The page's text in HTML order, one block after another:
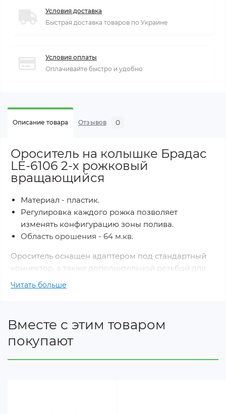
Условия доставка
Быстрая доставка товаров по Украине
Условия оплаты
Оплачивайте быстро и удобно
Описание товара Отзывов 0
Ороситель на колышке Брадас
LE-6106 2-х рожковый
вращающийся
Материал - пластик.
Регулировка каждого рожка позволяет
изменять конфигурацию зоны полива.
Область орошения - 64 м.кв.
Ороситель оснащен адаптером под стандартный
коннектор, а также дополнительной резьбой для
последовательного подключения к другим
Читать больше
Вместе с этим товаром
покупают